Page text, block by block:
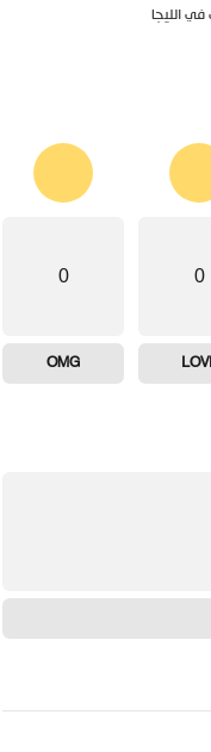
الليجا
0
0
OMG